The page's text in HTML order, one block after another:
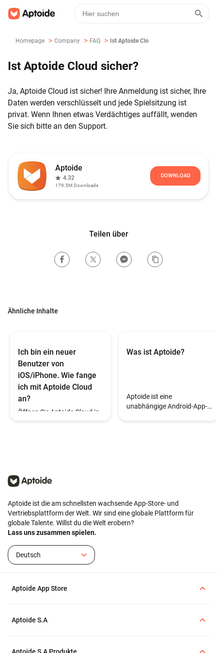
Homepage > Company > FAQ > Ist Aptoide Cloud Sicher?
Ist Aptoide Cloud sicher?
Ja, Aptoide Cloud ist sicher! Ihre Anmeldung ist sicher, Ihre
Daten werden verschlüsselt und jede Spielsitzung ist
privat. Wenn Ihnen etwas Verdächtiges auffällt, wenden
Sie sich bitte an den Support.
Aptoide
4.32
179.5M Downloads
DOWNLOAD
Teilen über
Ähnliche Inhalte
Ich bin ein neuer
Benutzer von
iOS/iPhone. Wie fange
ich mit Aptoide Cloud
an?
Öffnen Sie Aptoide Cloud in
Was ist Aptoide?
Aptoide ist eine
unabhängige Android-App-
Aptoide ist die am schnellsten wachsende App-Store- und
Vertriebsplattform der Welt. Wir sind eine globale Plattform für
globale Talente. Willst du die Welt erobern?
Lass uns zusammen spielen.
Deutsch
Aptoide App Store
Aptoide S.A